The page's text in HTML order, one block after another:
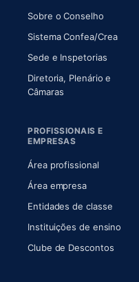
Sobre o Conselho(abre
Sistema Confea/Crea
Sede e Inspetorias
Diretoria, Plenário e
Câmaras(abre em nova
PROFISSIONAIS E
EMPRESAS
Área profissional
Área empresa
Entidades de classe
Instituições de ensino
Clube de Descontos